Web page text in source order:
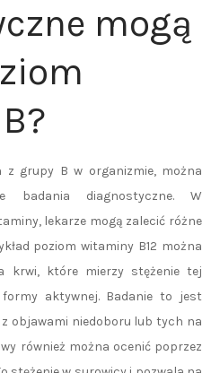
mogą
z grupy B w organizmie, można
badania diagnostyczne. W
lekarze mogą zalecić różne
poziom witaminy B12 można
krwi, które mierzy stężenie tej
aktywnej. Badanie to jest
objawami niedoboru lub tych na
również można ocenić poprzez